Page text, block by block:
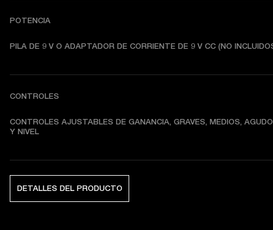
POTENCIA
PILA DE 9 V O ADAPTADOR DE CORRIENTE DE 9 V CC (NO
CONTROLES
CONTROLES AJUSTABLES DE GANANCIA, GRAVES, MEDIOS,
Y NIVEL
DETALLES DEL PRODUCTO